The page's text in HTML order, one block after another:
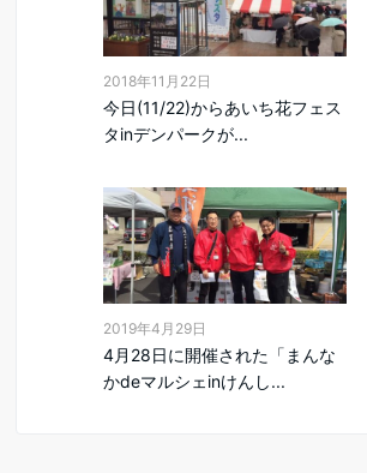
2018年11月22日
今日(11/22)からあいち花フェス
タinデンパークが...
2019年4月29日
4月28日に開催された「まんな
かdeマルシェinけんし...